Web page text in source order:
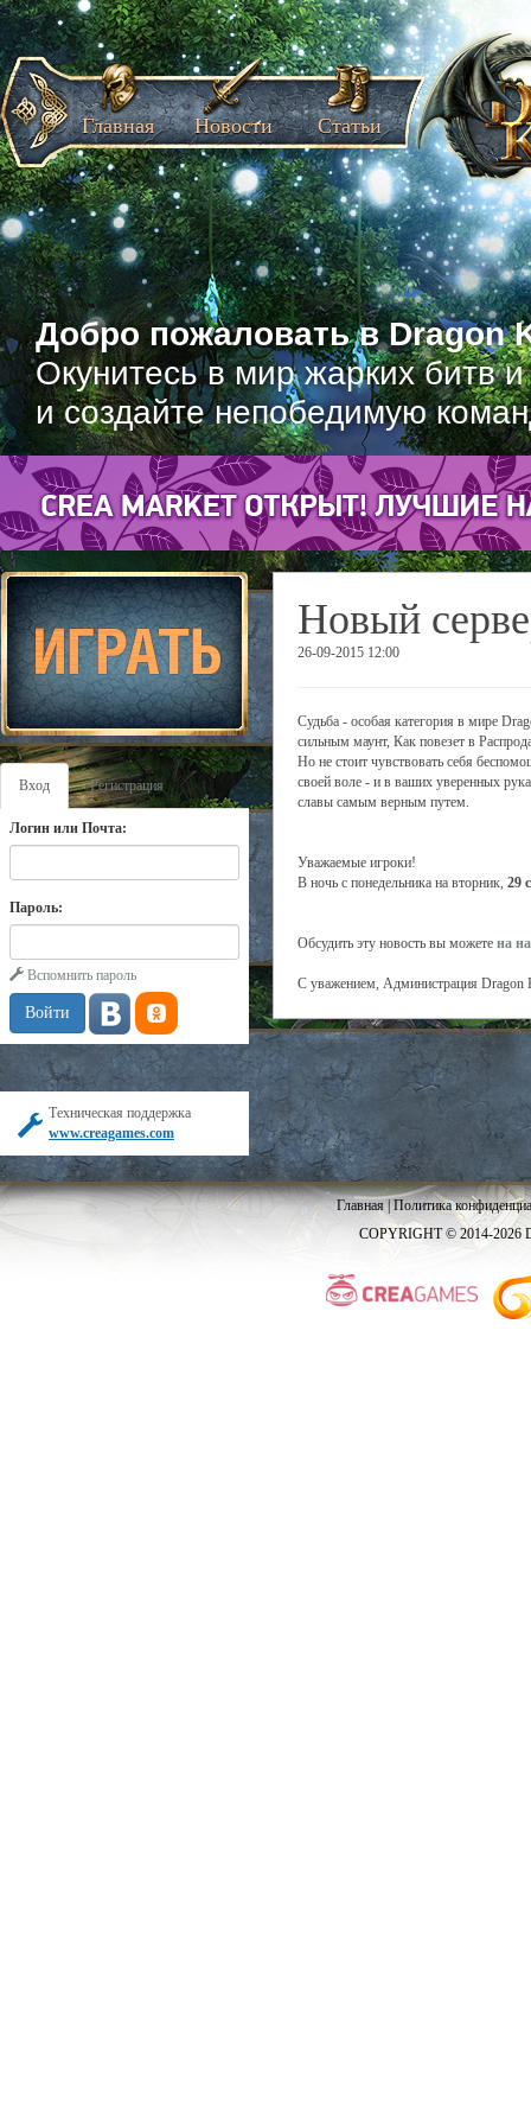
Добро пожаловать в Dragon
Окунитесь в мир жарких битв
и создайте непобедимую
Главная Новости Статьи
Вход Регистрация
Логин или Почта:
Пароль:
Вспомнить пароль
Техническая поддержка
www.creagames.com
Новый
26-09-2015 12:00
Судьба - особая категория в мире
сильным маунт, Как повезет в
Но не стоит чувствовать себя
своей воле - и в ваших уверенных
славы самым верным путем.
Уважаемые игроки!
В ночь с понедельника на вторник, 29
Обсудить эту новость вы можете на
С уважением, Администрация Dragon
Главная|Политика
COPYRIGHT © 2014-2026